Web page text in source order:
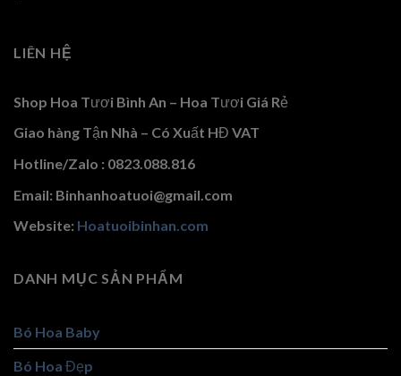
LIÊN HỆ
Shop Hoa Tươi Bình An – Hoa Tươi Giá Rẻ
Giao hàng Tận Nhà – Có Xuất HĐ VAT
Hotline/Zalo : 0823.088.816
Email: Binhanhoatuoi@gmail.com
Website: Hoatuoibinhan.com
DANH MỤC SẢN PHẨM
Bó Hoa Baby
Bó Hoa Đẹp